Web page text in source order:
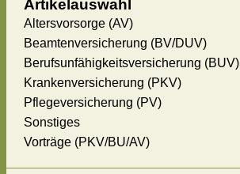
Artikelauswahl
Altersvorsorge (AV)
Beamtenversicherung (BV/DUV)
Berufsunfähigkeitsversicherung (BUV)
Krankenversicherung (PKV)
Pflegeversicherung (PV)
Sonstiges
Vorträge (PKV/BU/AV)